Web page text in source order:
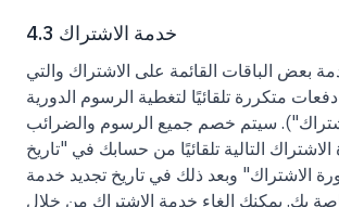
4.3 خدمة الاشتراك
بعض الباقات القائمة على الاشتراك والتي
متكررة تلقائيًا لتغطية الرسوم الدورية
سيتم خصم جميع الرسوم والضرائب
التالية تلقائيًا من حسابك في "تاريخ
الاشتراك" وبعد ذلك في تاريخ تجديد خدمة
بك. يمكنك إلغاء خدمة الاشتراك من خلال